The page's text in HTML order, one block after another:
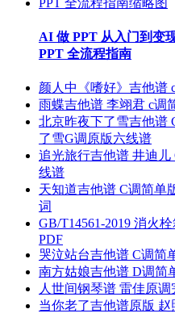
AI 做 PPT 从入门到变
PPT 全流程指南
颜人中《嗜好》吉他谱
雨蝶吉他谱 李翊君 c调
北京昨夜下了雪吉他谱
了雪G调原版六线谱
追光旅行吉他谱 井迪
线谱
天知道吉他谱 C调简单
词
GB/T14561-2019 消火
PDF
哭泣站台吉他谱 C调简
南方姑娘吉他谱 D调简
人世间钢琴谱 雷佳原
当你老了吉他谱原版